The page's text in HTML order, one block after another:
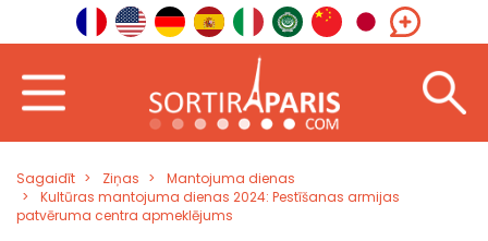
Sagaidīt Ziņas
Mantojuma dienas
Kultūras mantojuma dienas 2024: Pestīšanas armijas
patvēruma centra apmeklējums